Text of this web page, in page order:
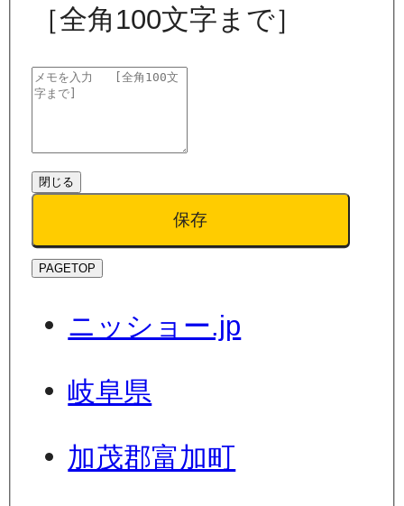
［全角100文字まで］
閉じる
保存
PAGETOP
ニッショー.jp
岐阜県
加茂郡富加町